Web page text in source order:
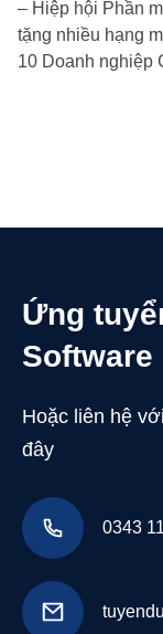
– Hiệp hội Phần
tặng nhiều hạng
10 Doanh nghiệp
doanh nghiệp
Ứng
Software
Hoặc liên hệ
đây
0343